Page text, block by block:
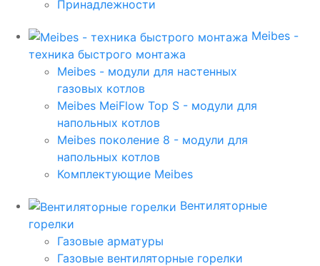
Принадлежности
Meibes -
техника быстрого монтажа
Meibes - модули для настенных
газовых котлов
Meibes MeiFlow Top S - модули для
напольных котлов
Meibes поколение 8 - модули для
напольных котлов
Комплектующие Meibes
Вентиляторные
горелки
Газовые арматуры
Газовые вентиляторные горелки